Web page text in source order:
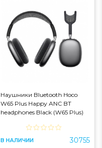
Наушники Bluetooth Hoco
W65 Plus Happy ANC BT
headphones Black (W65 Plus)
В НАЛИЧИИ 30755